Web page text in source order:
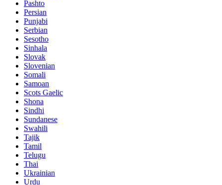
Pashto
Persian
Punjabi
Serbian
Sesotho
Sinhala
Slovak
Slovenian
Somali
Samoan
Scots Gaelic
Shona
Sindhi
Sundanese
Swahili
Tajik
Tamil
Telugu
Thai
Ukrainian
Urdu